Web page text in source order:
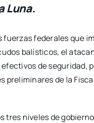
Luna.
fuerzas federales que
balísticos, el
de seguridad,
preliminares de la
tres niveles de